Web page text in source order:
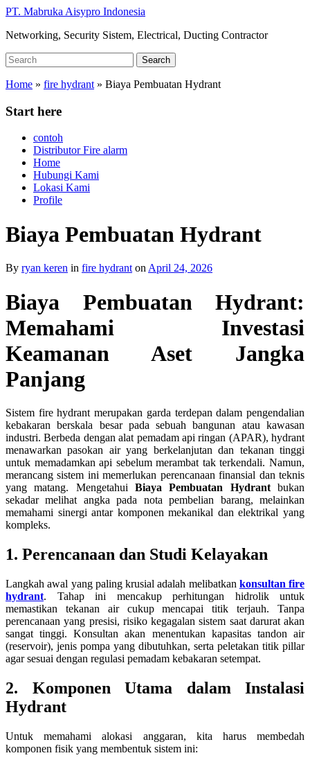
Skip
main
PT. Mabruka Aisypro Indonesia
Networking, Security Sistem, Electrical, Ducting Contractor
Search
for:
Search
Home » fire hydrant » Biaya Pembuatan Hydrant
Start here
contoh
Distributor Fire alarm
Home
Hubungi Kami
Lokasi Kami
Profile
Biaya Pembuatan Hydrant
By ryan keren in fire hydrant on April 24, 2026
Biaya Pembuatan Hydrant:
Memahami Investasi
Keamanan Aset Jangka
Panjang
Sistem fire hydrant merupakan garda terdepan dalam pengendalian
kebakaran berskala besar pada sebuah bangunan atau kawasan
industri. Berbeda dengan alat pemadam api ringan (APAR), hydrant
menawarkan pasokan air yang berkelanjutan dan tekanan tinggi
untuk memadamkan api sebelum merambat tak terkendali. Namun,
merancang sistem ini memerlukan perencanaan finansial dan teknis
yang matang. Mengetahui Biaya Pembuatan Hydrantbukan
sekadar melihat angka pada nota pembelian barang, melainkan
memahami sinergi antar komponen mekanikal dan elektrikal yang
kompleks.
1. Perencanaan dan Studi Kelayakan
Langkah awal yang paling krusial adalah melibatkan konsultan fire
hydrant. Tahap ini mencakup perhitungan hidrolik untuk
memastikan tekanan air cukup mencapai titik terjauh. Tanpa
perencanaan yang presisi, risiko kegagalan sistem saat darurat akan
sangat tinggi. Konsultan akan menentukan kapasitas tandon air
(reservoir), jenis pompa yang dibutuhkan, serta peletakan titik pillar
agar sesuai dengan regulasi pemadam kebakaran setempat.
2. Komponen Utama dalam Instalasi
Hydrant
Untuk memahami alokasi anggaran, kita harus membedah
komponen fisik yang membentuk sistem ini: